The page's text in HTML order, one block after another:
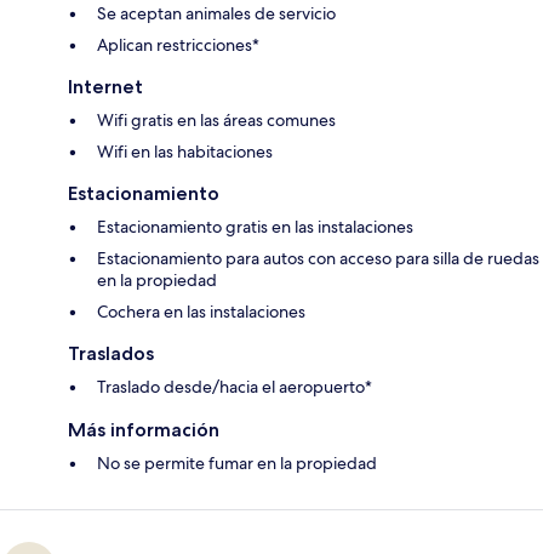
Se aceptan animales de servicio
Aplican restricciones*
Internet
Wifi gratis en las áreas comunes
Wifi en las habitaciones
Estacionamiento
Estacionamiento gratis en las instalaciones
Estacionamiento para autos con acceso para silla de ruedas
en la propiedad
Cochera en las instalaciones
Traslados
Traslado desde/hacia el aeropuerto*
Más información
No se permite fumar en la propiedad